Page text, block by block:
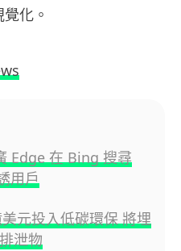
化。
Edge 在 Bing 搜尋
用戶
元投入低碳環保 將埋
泄物